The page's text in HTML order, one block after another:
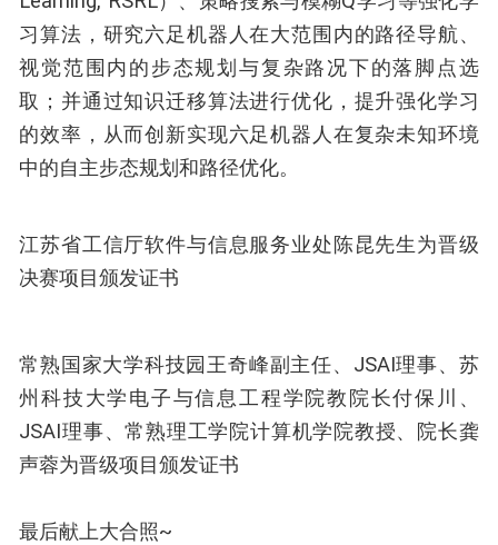
习算法，研究六足机器人在大范围内的路径导航、
视觉范围内的步态规划与复杂路况下的落脚点选
取；并通过知识迁移算法进行优化，提升强化学习
的效率，从而创新实现六足机器人在复杂未知环境
中的自主步态规划和路径优化。
江苏省工信厅软件与信息服务业处陈昆先生为晋级
决赛项目颁发证书
常熟国家大学科技园王奇峰副主任、JSAI理事、苏
州科技大学电子与信息工程学院教院长付保川、
JSAI理事、常熟理工学院计算机学院教授、院长龚
声蓉为晋级项目颁发证书
最后献上大合照~